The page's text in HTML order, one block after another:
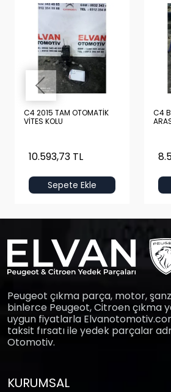
C4 2015 TAM OTOMATİK
VİTES KOLU
10.593,73 TL
Sepete Ekle
C4
Peugeot çıkma parça, motor,
binlerce Peugeot, Citroen çıkma
uygun fiyatlarla
taksit fırsatı ile yedek parçalar
Otomotiv.
KURUMSAL